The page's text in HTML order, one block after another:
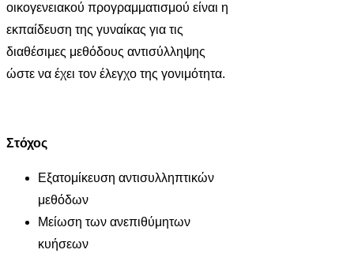
οικογενειακού προγραμματισμού είναι η
εκπαίδευση της γυναίκας για τις
διαθέσιμες μεθόδους αντισύλληψης
ώστε να έχει τον έλεγχο της γονιμότητα.
Στόχος
Εξατομίκευση αντισυλληπτικών
μεθόδων
Μείωση των ανεπιθύμητων
κυήσεων